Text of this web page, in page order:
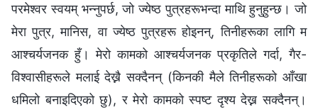
परमेश्‍वर स्वयम् भन्नुपर्छ, जो ज्येष्ठ पुत्रहरूभन्दा माथि हुनुहुन्छ। जो
मेरा पुत्र, मानिस, वा ज्येष्ठ पुत्रहरू होइनन्, तिनीहरूका लागि म
आश्‍चर्यजनक हुँ। मेरो कामको आश्‍चर्यजनक प्रकृतिले गर्दा, गैर-
विश्‍वासीहरूले मलाई देख्नै सक्दैनन् (किनकी मैले तिनीहरूको आँखा
धमिलो बनाइदिएको छु), र मेरो कामको स्पष्ट दृश्य देख्न सक्दैनन्।